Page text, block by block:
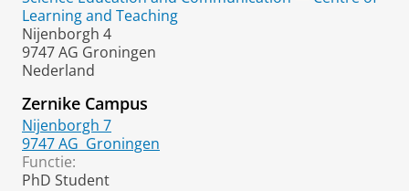
Learning and Teaching
Nijenborgh 4
9747 AG Groningen
Nederland
Zernike Campus
Nijenborgh 7
9747 AG Groningen
Functie:
PhD Student